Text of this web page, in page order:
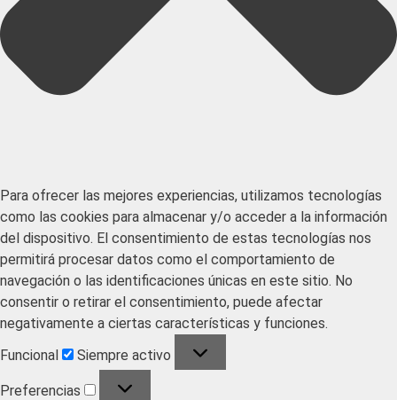
Para ofrecer las mejores experiencias, utilizamos tecnologías
como las cookies para almacenar y/o acceder a la información
del dispositivo. El consentimiento de estas tecnologías nos
permitirá procesar datos como el comportamiento de
navegación o las identificaciones únicas en este sitio. No
consentir o retirar el consentimiento, puede afectar
negativamente a ciertas características y funciones.
Funcional
Siempre activo
Preferencias